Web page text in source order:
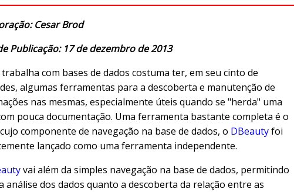
Cesar Brod
Publicação: 17 de dezembro de 2013
com bases de dados costuma ter, em seu cinto de
algumas ferramentas para a descoberta e manutenção de
nas mesmas, especialmente úteis quando se "herda" uma
pouca documentação. Uma ferramenta bastante completa é o
componente de navegação na base de dados, o DBeautyfoi
lançado como uma ferramenta independente.
vai além da simples navegação na base de dados, permitindo
análise dos dados quanto a descoberta da relação entre as